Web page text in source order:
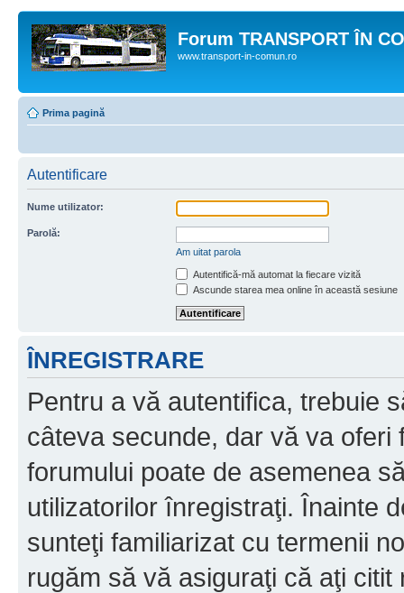
Forum TRANSPORT ÎN
www.transport-in-comun.ro
Prima pagină
Autentificare
Nume utilizator:
Parolă:
Am uitat parola
Autentifică-mă automat la fiecare vizită
Ascunde starea mea online în această sesiune
ÎNREGISTRARE
Pentru a vă autentifica, trebuie
câteva secunde, dar vă va oferi
forumului poate de asemenea
utilizatorilor înregistraţi. Înainte
sunteţi familiarizat cu termenii
rugăm să vă asiguraţi că aţi